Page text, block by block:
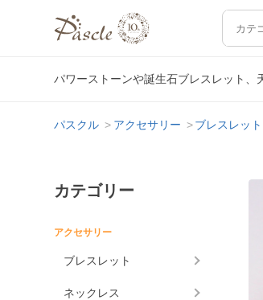
パワーストーンや誕生石ブレスレット、
パスクル アクセサリー ブレスレット
カテゴリー
アクセサリー
ブレスレット
ネックレス